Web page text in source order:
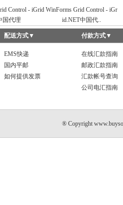
Control - iGrid
国代理
WinForms Grid Control - iGr
id.NET中国代..
配送方式▼ 付款方式▼
EMS快递
在线汇款指南
国内平邮
邮政汇款指南
如何提供发票
汇款帐号查询
公司电汇指南
® Copyright